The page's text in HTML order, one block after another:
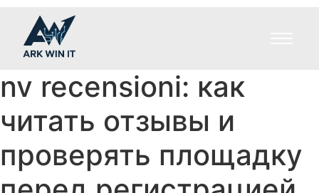
nv recensioni: как
читать отзывы и
проверять площадку